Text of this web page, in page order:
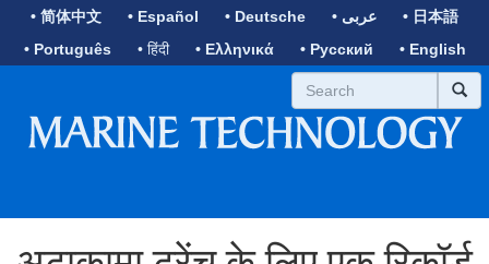
• 简体中文 • Español • Deutsche • عربى
• 日本語
• Português
• हिंदी • Ελληνικά • Русский • English